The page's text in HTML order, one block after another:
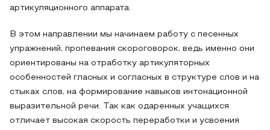
артикуляционного аппарата.
В этом направлении мы начинаем работу с песенных
упражнений, пропевания скороговорок, ведь именно они
ориентированы на отработку артикуляторных
особенностей гласных и согласных в структуре слов и на
стыках слов, на формирование навыков интонационной
выразительной речи. Так как одаренных учащихся
отличает высокая скорость переработки и усвоения